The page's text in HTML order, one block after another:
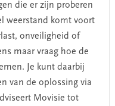
die er zijn proberen
weerstand komt voort
onveiligheid of
maar vraag hoe de
Je kunt daarbij
van de oplossing via
Movisie tot